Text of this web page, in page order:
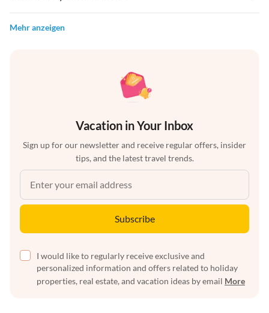
Mehr anzeigen
Vacation in Your Inbox
Sign up for our newsletter and receive regular offers, insider
tips, and the latest travel trends.
Subscribe
I would like to regularly receive exclusive and
personalized information and offers related to holiday
properties, real estate, and vacation ideas by email More